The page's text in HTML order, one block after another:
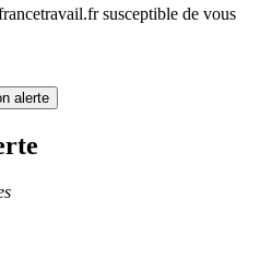
susceptible de vous
alerte